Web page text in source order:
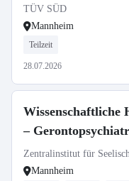
TÜV SÜD
Mannheim
Teilzeit
28.07.2026
–
Zentralinstitut für
Mannheim